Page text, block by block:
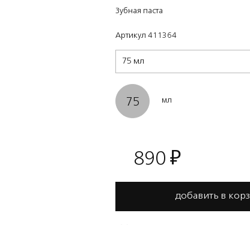
Зубная паста
Артикул 411364
75 мл
75 мл
890 ₽
добавить в